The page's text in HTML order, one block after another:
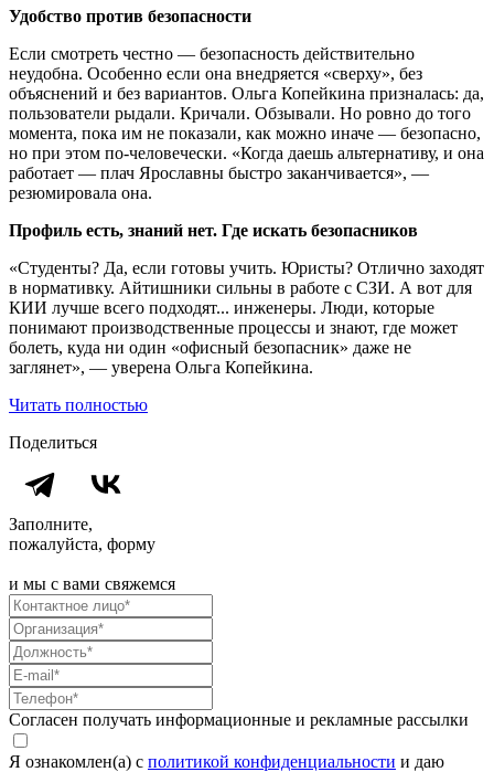
Удобство против безопасности
Если смотреть честно — безопасность действительно
неудобна. Особенно если она внедряется «сверху», без
объяснений и без вариантов. Ольга Копейкина призналась: да,
пользователи рыдали. Кричали. Обзывали. Но ровно до того
момента, пока им не показали, как можно иначе — безопасно,
но при этом по-человечески. «Когда даешь альтернативу, и она
работает — плач Ярославны быстро заканчивается», —
резюмировала она.
Профиль есть, знаний нет. Где искать безопасников
«Студенты? Да, если готовы учить. Юристы? Отлично заходят
в нормативку. Айтишники сильны в работе с СЗИ. А вот для
КИИ лучше всего подходят... инженеры. Люди, которые
понимают производственные процессы и знают, где может
болеть, куда ни один «офисный безопасник» даже не
заглянет», — уверена Ольга Копейкина.
Читать полностью
Поделиться
Заполните,
пожалуйста, форму
и мы с вами свяжемся
Согласен получать информационные и рекламные рассылки
Я ознакомлен(а) с политикой конфиденциальности и даю